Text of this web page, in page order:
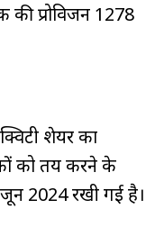
प्रोविजन 1278
शेयर का
को तय करने के
2024 रखी गई है।